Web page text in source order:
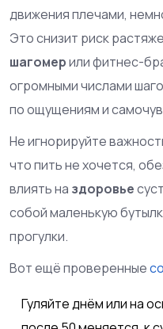
движения плечами,
Это снизит риск
шагомерили фитнес-
огромными числами
по ощущениям и
Не игнорируйте
что пить не хочется,
влиять на здоровье
собой маленькую
прогулки.
Вот ещё проверенные
Гуляйте днём или на